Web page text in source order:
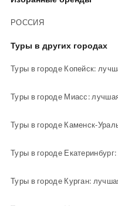
РОССИЯ
Туры в других городах
Туры в городе Копейск:
Туры в городе Миасс:
Туры в городе Каменск-
Туры в городе
Туры в городе Курган: